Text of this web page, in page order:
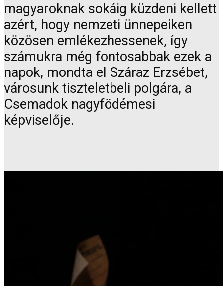
magyaroknak sokáig küzdeni kellett
azért, hogy nemzeti ünnepeiken
közösen emlékezhessenek, így
számukra még fontosabbak ezek a
napok, mondta el Száraz Erzsébet,
városunk tiszteletbeli polgára, a
Csemadok nagyfödémesi
képviselője.